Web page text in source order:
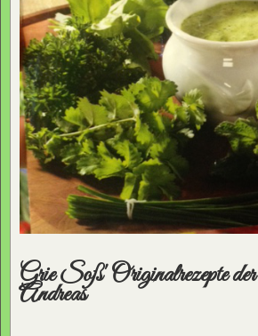
Grie Soß' Originalrezepte
Andreas